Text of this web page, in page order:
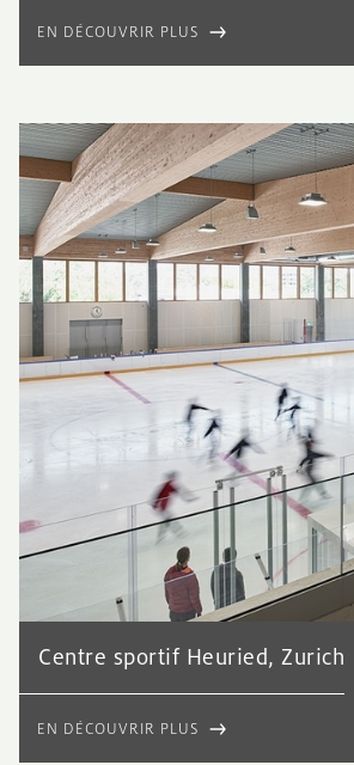
EN DÉCOUVRIR PLUS
Centre sportif Heuried, Zurich
EN DÉCOUVRIR PLUS